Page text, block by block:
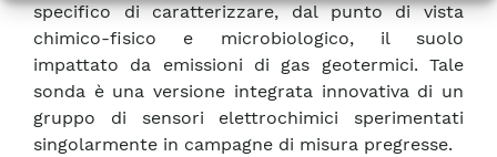
specifico di caratterizzare, dal punto di vista
chimico-fisico e microbiologico, il suolo
impattato da emissioni di gas geotermici. Tale
sonda è una versione integrata innovativa di un
gruppo di sensori elettrochimici sperimentati
singolarmente in campagne di misura pregresse.